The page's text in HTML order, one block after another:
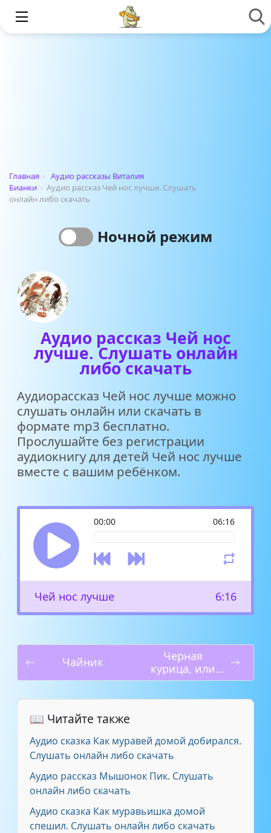
Главная › Аудио рассказы Виталия
Бианки › Аудио рассказ Чей нос лучше. Слушать
онлайн либо скачать
Ночной режим
Аудио рассказ Чей нос
лучше. Слушать онлайн
либо скачать
Аудиорассказ Чей нос лучше можно
слушать онлайн или скачать в
формате mp3 бесплатно.
Прослушайте без регистрации
аудиокнигу для детей Чей нос лучше
вместе с вашим ребёнком.
00:00 06:16
Чей нос лучше 6:16
Чайник
Черная
курица, или
Подземные
📖 Читайте также
Аудио сказка Как муравей домой добирался.
Слушать онлайн либо скачать
Аудио рассказ Мышонок Пик. Слушать
онлайн либо скачать
Аудио сказка Как муравьишка домой
спешил. Слушать онлайн либо скачать